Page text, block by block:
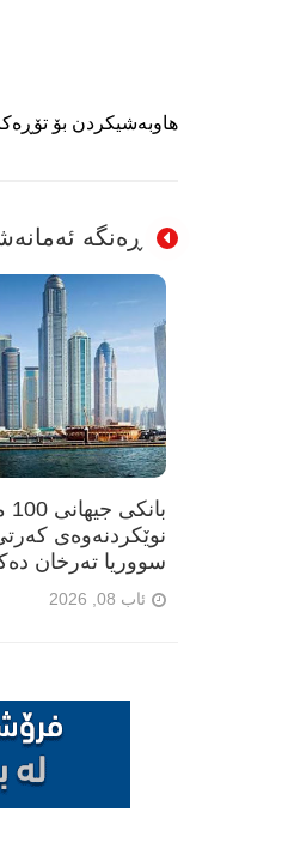
هاوبەشیکردن بۆ
ڕەنگە
نوێکردنەوەی
سووریا تەرخان
ئاب 08, 2026